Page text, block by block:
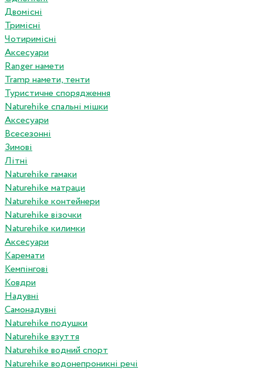
Двомісні
Тримісні
Чотиримісні
Аксесуари
Ranger намети
Tramp намети, тенти
Туристичне спорядження
Naturehike спальні мішки
Аксесуари
Всесезонні
Зимові
Літні
Naturehike гамаки
Naturehike матраци
Naturehike контейнери
Naturehike візочки
Naturehike килимки
Аксесуари
Каремати
Кемпінгові
Ковдри
Надувні
Самонадувні
Naturehike подушки
Naturehike взуття
Naturehike водний спорт
Naturehike водонепроникні речі